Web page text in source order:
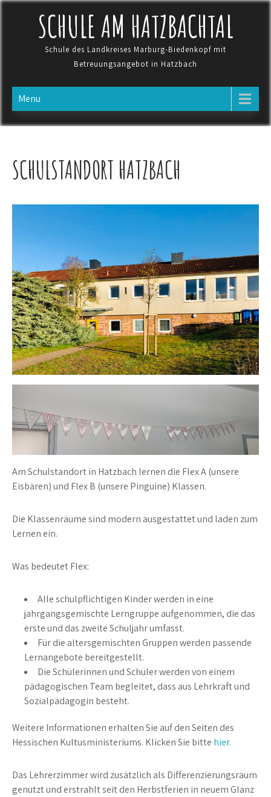
Skip
SCHULE AM HATZBACHTAL
Schule des Landkreises Marburg-Biedenkopf mit
Betreuungsangebot in Hatzbach
Menu
SCHULSTANDORT HATZBACH
Am Schulstandort in Hatzbach lernen die Flex A (unsere
Eisbären) und Flex B (unsere Pinguine) Klassen.
Die Klassenräume sind modern ausgestattet und laden zum
Lernen ein.
Was bedeutet Flex:
Alle schulpflichtigen Kinder werden in eine
jahrgangsgemischte Lerngruppe aufgenommen, die das
erste und das zweite Schuljahr umfasst.
Für die altersgemischten Gruppen werden passende
Lernangebote bereitgestellt.
Die Schülerinnen und Schüler werden von einem
pädagogischen Team begleitet, dass aus Lehrkraft und
Sozialpädagogin besteht.
Weitere Informationen erhalten Sie auf den Seiten des
Hessischen Kultusministeriums. Klicken Sie bitte hier.
Das Lehrerzimmer wird zusätzlich als Differenzierungsraum
genutzt und erstrahlt seit den Herbstferien in neuem Glanz